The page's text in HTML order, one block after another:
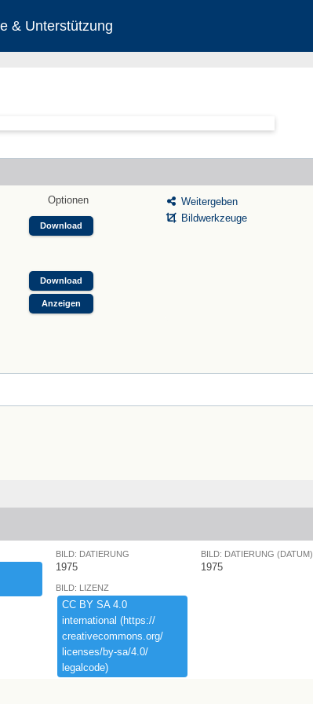
& Unterstützung
Optionen
Download
Download
Anzeigen
Weitergeben
Bildwerkzeuge
BILD: DATIERUNG
1975
BILD: DATIERUNG (DATUM)
1975
BILD: LIZENZ
CC ​BY ​SA ​4.​0 ​
international ​(​https:​/​/​
creativecommons.​org/​
licenses/​by-​sa/​4.​0/​
legalcode)​